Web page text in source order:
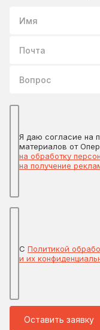
Я даю согласие на
материалов от
на обработку
на получение
С Политикой
и их
Оставить заявку